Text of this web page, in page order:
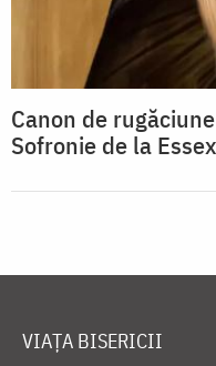
Canon de
Sofronie de la Essex
VIAȚA BISERICII